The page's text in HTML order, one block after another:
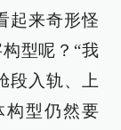
起来奇形怪
型呢？“我
段入轨、上
构型仍然要